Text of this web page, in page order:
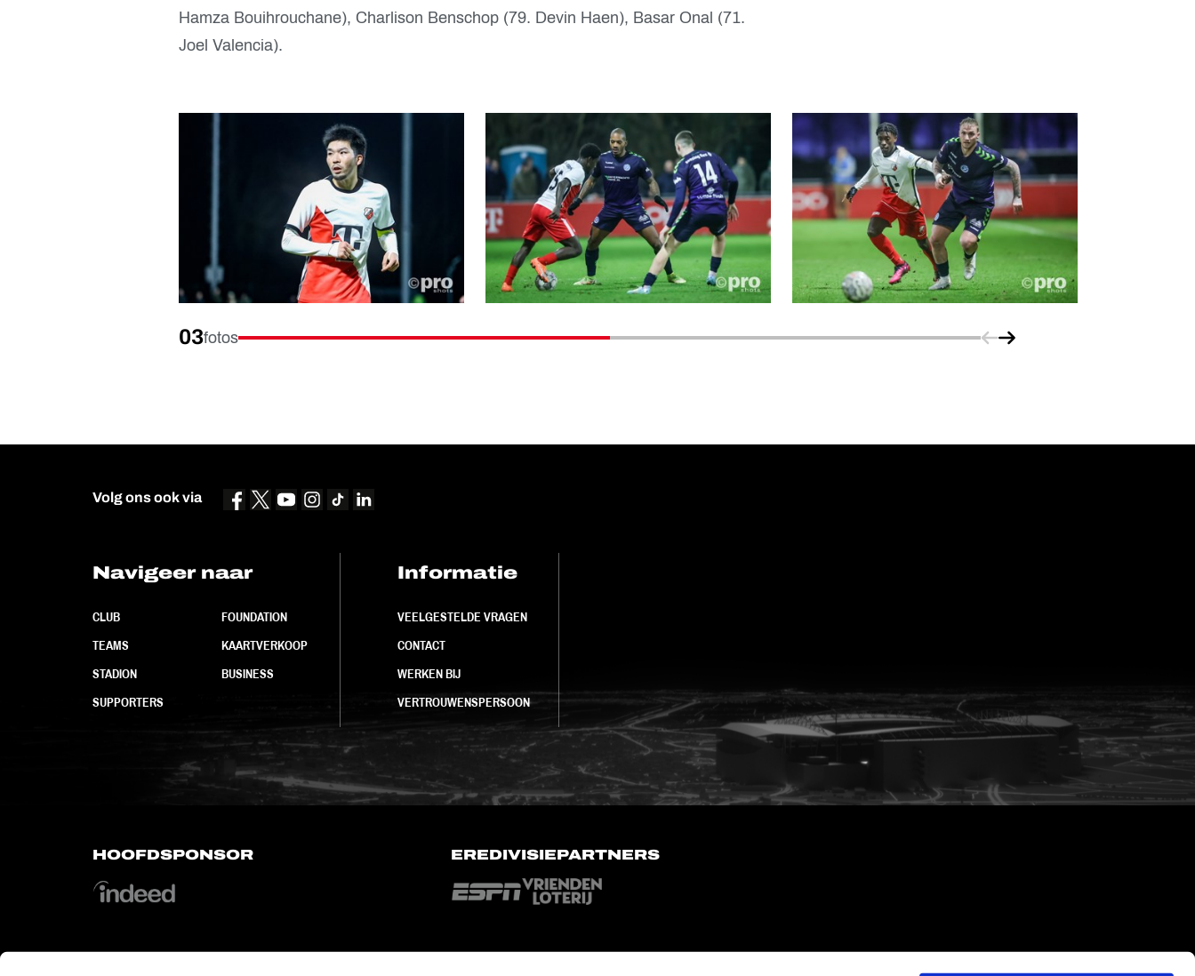
Hamza Bouihrouchane), Charlison Benschop (79. Devin Haen), Basar Onal (71.
Joel Valencia).
03fotos
Volg ons ook via
Navigeer naar
CLUB
TEAMS
STADION
SUPPORTERS
FOUNDATION
KAARTVERKOOP
BUSINESS
Informatie
VEELGESTELDE VRAGEN
CONTACT
WERKEN BIJ
VERTROUWENSPERSOON
HOOFDSPONSOR EREDIVISIEPARTNERS